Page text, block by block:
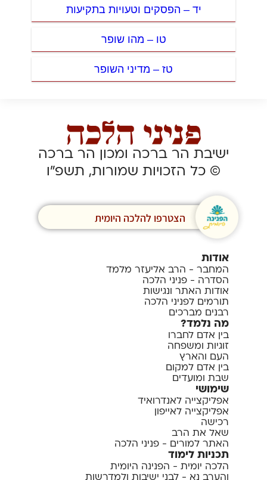
יד – הפסקים וטעויות בתקיעות
טו – מהו שופר
טז – מדיני השופר
ישיבת הר ברכה ומכון הר ברכה
© כל הזכויות שמורות, תשפ”ו
הצטרפו להלכה היומית
אודות
המחבר - הרב אליעזר מלמד
הסדרה - פניני הלכה
אודות האתר ונגישות
תורמים לפניני הלכה
רבנים מברכים
מה נלמד?
בין אדם לחברו
זוגיות ומשפחה
העם והארץ
בין אדם למקום
שבת ומועדים
שימושי
אפליקצייה לאנדרואיד
אפליקצייה לאייפון
רכישה
שאל את הרב
האתר למורים - פניני הלכה
תכניות לימוד
הלכה יומית - הפנינה היומית
והערב נא - לבני ישיבות ולמדרשות